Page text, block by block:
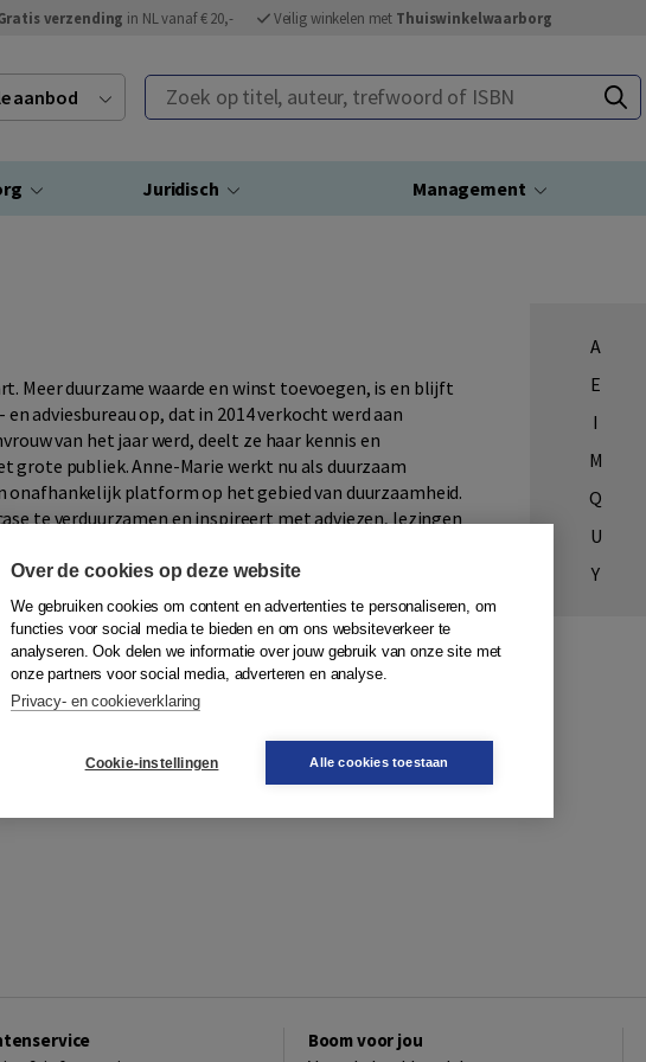
verzending in NL vanaf € 20,- Veilig winkelen met Thuiswinkelwaarborg
aanbod Zoek op titel, auteur, trefwoord of ISBN
Juridisch Management
Meer duurzame waarde en winst toevoegen, is en blijft
adviesbureau op, dat in 2014 verkocht werd aan
van het jaar werd, deelt ze haar kennis en
publiek. Anne-Marie werkt nu als duurzaam
onafhankelijk platform op het gebied van duurzaamheid.
te verduurzamen en inspireert met adviezen, lezingen
A
E
I
M
Q
U
Y
Boom voor jou
Over de cookies op deze website
We gebruiken cookies om content en advertenties te personaliseren, om
functies voor social media te bieden en om ons websiteverkeer te
analyseren. Ook delen we informatie over jouw gebruik van onze site met
onze partners voor social media, adverteren en analyse.
Privacy- en cookieverklaring
Cookie-instellingen Alle cookies toestaan